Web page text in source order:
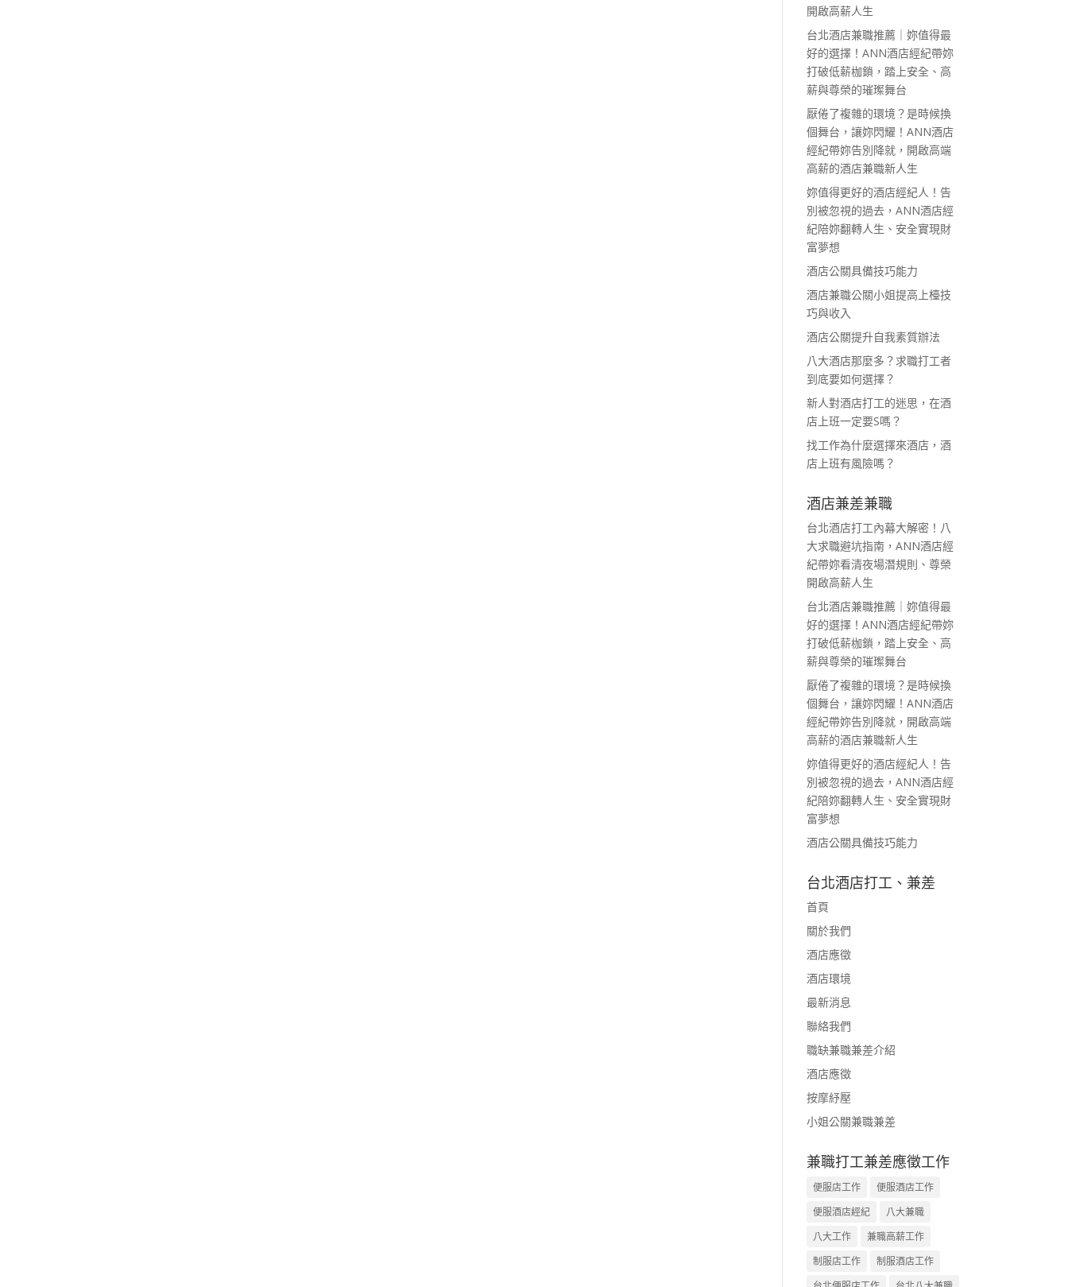
開啟高薪人生
台北酒店兼職推薦｜妳值得最
好的選擇！ANN酒店經紀帶妳
打破低薪枷鎖，踏上安全、高
薪與尊榮的璀璨舞台
厭倦了複雜的環境？是時候換
個舞台，讓妳閃耀！ANN酒店
經紀帶妳告別降就，開啟高端
高薪的酒店兼職新人生
妳值得更好的酒店經紀人！告
別被忽視的過去，ANN酒店經
紀陪妳翻轉人生、安全實現財
富夢想
酒店公關具備技巧能力
酒店兼職公關小姐提高上檯技
巧與收入
酒店公關提升自我素質辦法
八大酒店那麼多？求職打工者
到底要如何選擇？
新人對酒店打工的迷思，在酒
店上班一定要S嗎？
找工作為什麼選擇來酒店，酒
店上班有風險嗎？
酒店兼差兼職
台北酒店打工內幕大解密！八
大求職避坑指南，ANN酒店經
紀帶妳看清夜場潛規則、尊榮
開啟高薪人生
台北酒店兼職推薦｜妳值得最
好的選擇！ANN酒店經紀帶妳
打破低薪枷鎖，踏上安全、高
薪與尊榮的璀璨舞台
厭倦了複雜的環境？是時候換
個舞台，讓妳閃耀！ANN酒店
經紀帶妳告別降就，開啟高端
高薪的酒店兼職新人生
妳值得更好的酒店經紀人！告
別被忽視的過去，ANN酒店經
紀陪妳翻轉人生、安全實現財
富夢想
酒店公關具備技巧能力
台北酒店打工、兼差
首頁
關於我們
酒店應徵
酒店環境
最新消息
聯絡我們
職缺兼職兼差介紹
酒店應徵
按摩紓壓
小姐公關兼職兼差
兼職打工兼差應徵工作
便服店工作
便服酒店工作
便服酒店經紀
八大兼職
八大工作
兼職高薪工作
制服店工作
制服酒店工作